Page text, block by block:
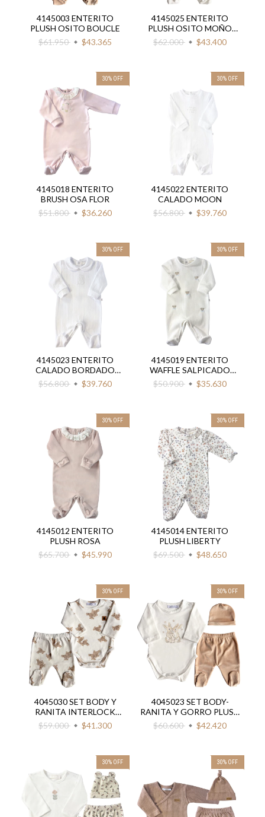
4145003 ENTERITO
PLUSH OSITO BOUCLE
$61.950
$43.365
4145025 ENTERITO
PLUSH OSITO MOÑO
SALPICADO
$62.000 $43.400
30% OFF
4145018 ENTERITO
BRUSH OSA FLOR
$51.800
$36.260
30% OFF
4145022 ENTERITO
CALADO MOON
$56.800
$39.760
30% OFF
4145023 ENTERITO
CALADO BORDADO
OSITO
$56.800 $39.760
30% OFF
4145019 ENTERITO
WAFFLE SALPICADO
OSITOS
$50.900 $35.630
30% OFF
4145012 ENTERITO
PLUSH ROSA
$65.700
$45.990
30% OFF
4145014 ENTERITO
PLUSH LIBERTY
$69.500
$48.650
30% OFF
4045030 SET BODY Y
RANITA INTERLOCK
OSITO SENTADO
$59.000 $41.300
30% OFF
4045023 SET BODY-
RANITA Y GORRO PLUSH
BEIGE
$60.600 $42.420
30% OFF 30% OFF